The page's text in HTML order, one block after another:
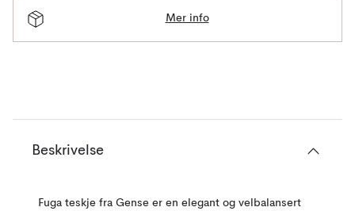
Mer info
Beskrivelse
Fuga teskje fra Gense er en elegant og velbalansert